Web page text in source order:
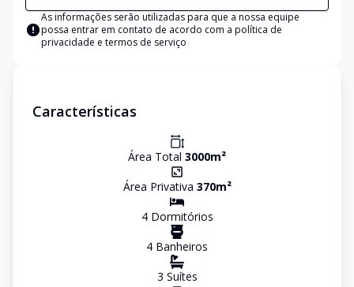
As informações serão utilizadas para que a nossa equipe
possa entrar em contato de acordo com a política de
privacidade e termos de serviço
Características
Área Total 3000m²
Área Privativa 370m²
4Dormitórios
4 Banheiros
3 Suítes